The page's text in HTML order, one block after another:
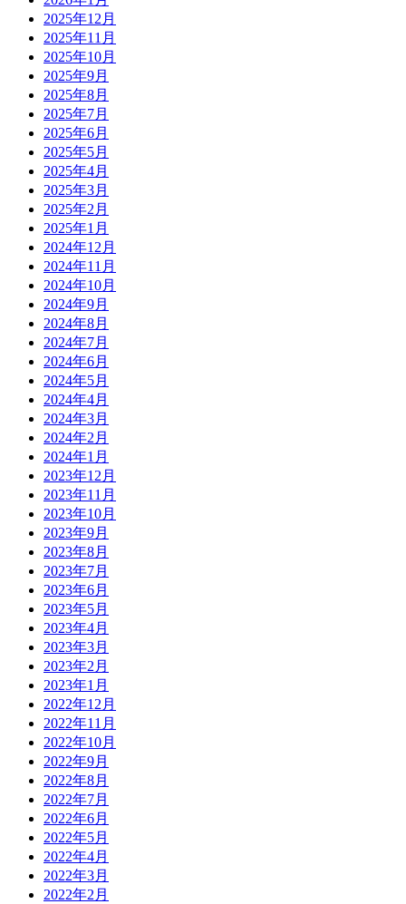
2025年12月
2025年11月
2025年10月
2025年9月
2025年8月
2025年7月
2025年6月
2025年5月
2025年4月
2025年3月
2025年2月
2025年1月
2024年12月
2024年11月
2024年10月
2024年9月
2024年8月
2024年7月
2024年6月
2024年5月
2024年4月
2024年3月
2024年2月
2024年1月
2023年12月
2023年11月
2023年10月
2023年9月
2023年8月
2023年7月
2023年6月
2023年5月
2023年4月
2023年3月
2023年2月
2023年1月
2022年12月
2022年11月
2022年10月
2022年9月
2022年8月
2022年7月
2022年6月
2022年5月
2022年4月
2022年3月
2022年2月